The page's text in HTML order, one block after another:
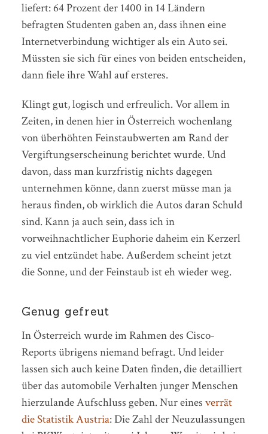
liefert: 64 Prozent der 1400 in 14 Ländern
befragten Studenten gaben an, dass ihnen eine
Internetverbindung wichtiger als ein Auto sei.
Müssten sie sich für eines von beiden entscheiden,
dann fiele ihre Wahl auf ersteres.
Klingt gut, logisch und erfreulich. Vor allem in
Zeiten, in denen hier in Österreich wochenlang
von überhöhten Feinstaubwerten am Rand der
Vergiftungserscheinung berichtet wurde. Und
davon, dass man kurzfristig nichts dagegen
unternehmen könne, dann zuerst müsse man ja
heraus finden, ob wirklich die Autos daran Schuld
sind. Kann ja auch sein, dass ich in
vorweihnachtlicher Euphorie daheim ein Kerzerl
zu viel entzündet habe. Außerdem scheint jetzt
die Sonne, und der Feinstaub ist eh wieder weg.
Genug gefreut
In Österreich wurde im Rahmen des Cisco-
Reports übrigens niemand befragt. Und leider
lassen sich auch keine Daten finden, die detailliert
über das automobile Verhalten junger Menschen
hierzulande Aufschluss geben. Nur eines verrät
die Statistik Austria: Die Zahl der Neuzulassungen